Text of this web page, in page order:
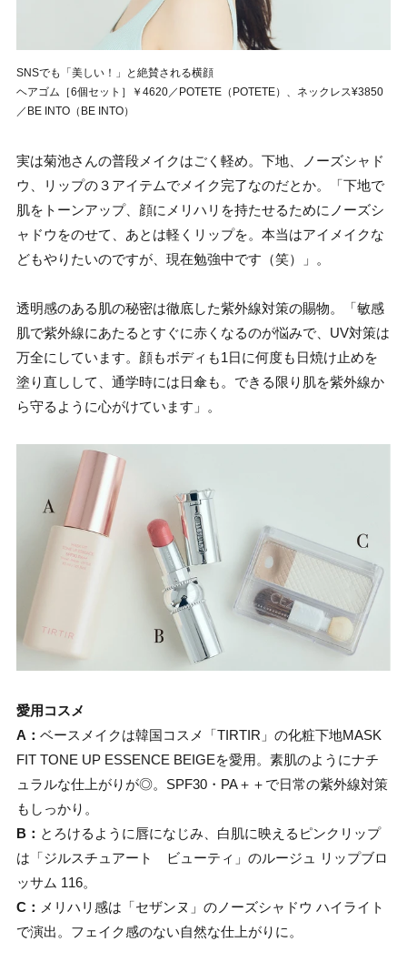
SNSでも「美しい！」と絶賛される横顔
ヘアゴム［6個セット］￥4620／POTETE（POTETE）、ネックレス¥3850
／BE INTO（BE INTO）
実は菊池さんの普段メイクはごく軽め。下地、ノーズシャド
ウ、リップの３アイテムでメイク完了なのだとか。「下地で
肌をトーンアップ、顔にメリハリを持たせるためにノーズシ
ャドウをのせて、あとは軽くリップを。本当はアイメイクな
どもやりたいのですが、現在勉強中です（笑）」。
透明感のある肌の秘密は徹底した紫外線対策の賜物。「敏感
肌で紫外線にあたるとすぐに赤くなるのが悩みで、UV対策は
万全にしています。顔もボディも1日に何度も日焼け止めを
塗り直しして、通学時には日傘も。できる限り肌を紫外線か
ら守るように心がけています」。
愛用コスメ
A： ベースメイクは韓国コスメ「TIRTIR」の化粧下地MASK
FIT TONE UP ESSENCE BEIGEを愛用。素肌のようにナチ
ュラルな仕上がりが◎。SPF30・PA＋＋で日常の紫外線対策
もしっかり。
B： とろけるように唇になじみ、白肌に映えるピンクリップ
は「ジルスチュアート ビューティ」のルージュ リップブロ
ッサム 116。
C： メリハリ感は「セザンヌ」のノーズシャドウ ハイライト
で演出。フェイク感のない自然な仕上がりに。